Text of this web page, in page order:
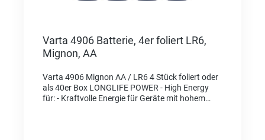
Varta 4906 Batterie, 4er foliert LR6,
Mignon, AA
Varta 4906 Mignon AA / LR6 4 Stück foliert oder
als 40er Box LONGLIFE POWER - High Energy
für: - Kraftvolle Energie für Geräte mit hohem